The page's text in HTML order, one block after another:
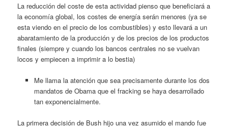
La reducción del coste de esta actividad pienso que beneficiará a
la economía global, los costes de energía serán menores (ya se
esta viendo en el precio de los combustibles) y esto llevará a un
abaratamiento de la producción y de los precios de los productos
finales (siempre y cuando los bancos centrales no se vuelvan
locos y empiecen a imprimir a lo bestia)
Me llama la atención que sea precisamente durante los dos
mandatos de Obama que el fracking se haya desarrollado
tan exponencialmente.
La primera decisión de Bush hijo una vez asumido el mando fue